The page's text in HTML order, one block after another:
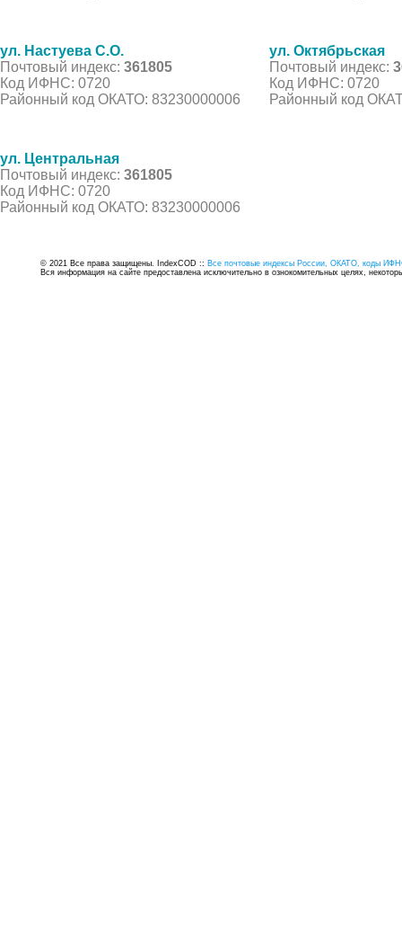
ул. Настуева С.О.
Почтовый индекс: 361805
Код ИФНС: 0720
Районный код ОКАТО: 83230000006
ул. Октябрьская
Почтовый индекс:
Код ИФНС: 0720
Районный код
ул. Центральная
Почтовый индекс: 361805
Код ИФНС: 0720
Районный код ОКАТО: 83230000006
© 2021 Все права защищены. IndexCOD :: Все почтовые индексы России, ОКАТО, коды
Вся информация на сайте предоставлена исключительно в ознокомительных целях,